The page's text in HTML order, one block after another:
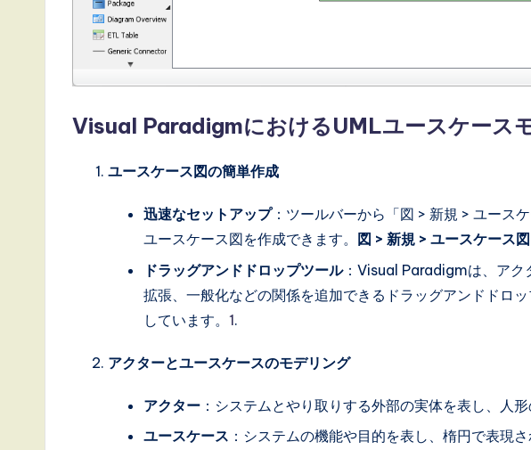
Visual ParadigmにおけるUMLユースケース
ユースケース図の簡単作成
迅速なセットアップ：ツールバーから「図 > 新規 > ユース
ユースケース図を作成できます。
図 > 新規 > ユースケース図
ドラッグアンドドロップツール：Visual Paradigmは、アク
拡張、一般化などの関係を追加できるドラッグアンドドロ
しています。 1.
アクターとユースケースのモデリング
アクター ：システムとやり取りする外部の実体を表し、人形
ユースケース ：システムの機能や目的を表し、楕円で表現